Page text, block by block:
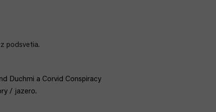
podsvetia.
Duchmi a Corvid Conspiracy
/ jazero.